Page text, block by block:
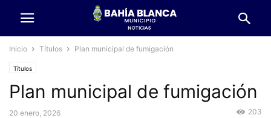
Inicio Títulos Plan municipal de fumigación
Títulos
Plan municipal de fumigación
20 enero, 2026 203